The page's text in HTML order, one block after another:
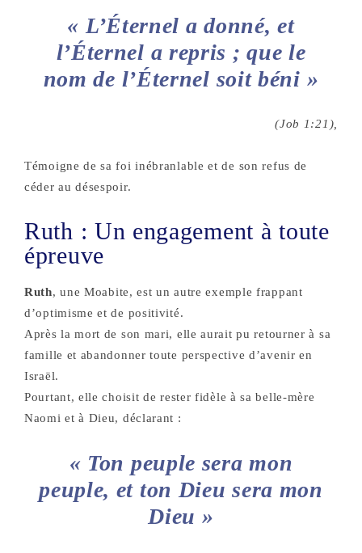
« L’Éternel a donné, et
l’Éternel a repris ; que le
nom de l’Éternel soit béni »
(Job 1:21),
Témoigne de sa foi inébranlable et de son refus de
céder au désespoir.
Ruth : Un engagement à toute
épreuve
Ruth, une Moabite, est un autre exemple frappant
d’optimisme et de positivité.
Après la mort de son mari, elle aurait pu retourner à sa
famille et abandonner toute perspective d’avenir en
Israël.
Pourtant, elle choisit de rester fidèle à sa belle-mère
Naomi et à Dieu, déclarant :
« Ton peuple sera mon
peuple, et ton Dieu sera mon
Dieu »